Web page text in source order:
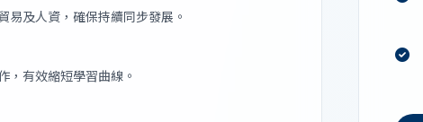
易及人資，確保持續同步發展。
，有效縮短學習曲線。